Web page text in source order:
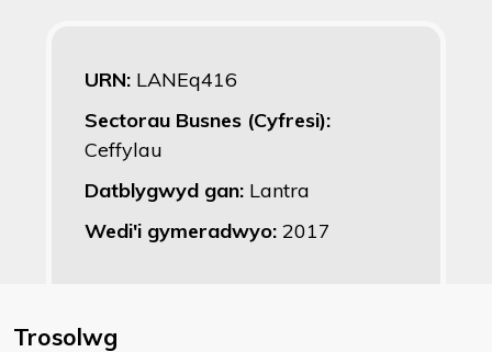
URN: LANEq416
Sectorau Busnes (Cyfresi):
Ceffylau
Datblygwyd gan: Lantra
Wedi'i gymeradwyo: 2017
Trosolwg